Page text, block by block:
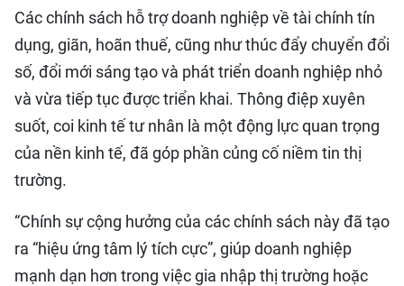
Các chính sách hỗ trợ doanh nghiệp về tài chính tín
dụng, giãn, hoãn thuế, cũng như thúc đẩy chuyển đổi
số, đổi mới sáng tạo và phát triển doanh nghiệp nhỏ
và vừa tiếp tục được triển khai. Thông điệp xuyên
suốt, coi kinh tế tư nhân là một động lực quan trọng
của nền kinh tế, đã góp phần củng cố niềm tin thị
trường.
“Chính sự cộng hưởng của các chính sách này đã tạo
ra “hiệu ứng tâm lý tích cực”, giúp doanh nghiệp
mạnh dạn hơn trong việc gia nhập thị trường hoặc